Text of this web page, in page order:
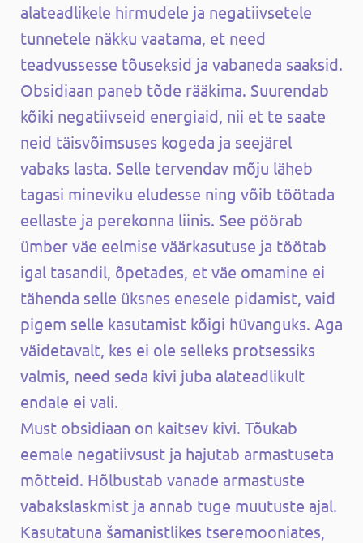
alateadlikele hirmudele ja negatiivsetele
tunnetele näkku vaatama, et need
teadvussesse tõuseksid ja vabaneda saaksid.
Obsidiaan paneb tõde rääkima. Suurendab
kõiki negatiivseid energiaid, nii et te saate
neid täisvõimsuses kogeda ja seejärel
vabaks lasta. Selle tervendav mõju läheb
tagasi mineviku eludesse ning võib töötada
eellaste ja perekonna liinis. See pöörab
ümber väe eelmise väärkasutuse ja töötab
igal tasandil, õpetades, et väe omamine ei
tähenda selle üksnes enesele pidamist, vaid
pigem selle kasutamist kõigi hüvanguks. Aga
väidetavalt, kes ei ole selleks protsessiks
valmis, need seda kivi juba alateadlikult
endale ei vali.
Must obsidiaan on kaitsev kivi. Tõukab
eemale negatiivsust ja hajutab armastuseta
mõtteid. Hõlbustab vanade armastuste
vabakslaskmist ja annab tuge muutuste ajal.
Kasutatuna šamanistlikes tseremooniates,